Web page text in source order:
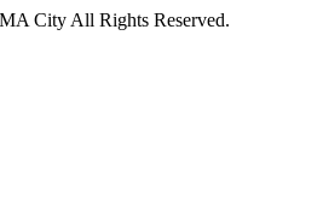
City All Rights Reserved.